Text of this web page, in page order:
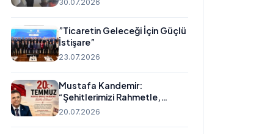
30.07.2026
”Ticaretin Geleceği İçin Güçlü
İstişare”
23.07.2026
Mustafa Kandemir:
“Şehitlerimizi Rahmetle,
Gazilerimizi Minnetle
20.07.2026